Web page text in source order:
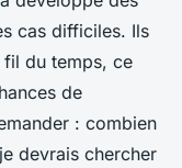
cas difficiles. Ils
fil du temps, ce
de
: combien
devrais chercher